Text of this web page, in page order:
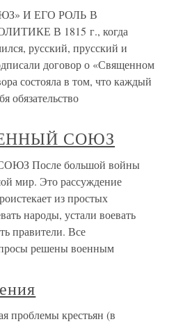
И ЕГО РОЛЬ В
В 1815 г., когда
русский, прусский и
договор о «Священном
состояла в том, что каждый
обязательство
СОЮЗ
После большой войны
мир. Это рассуждение
из простых
народы, устали воевать
правители. Все
решены военным
проблемы крестьян (в